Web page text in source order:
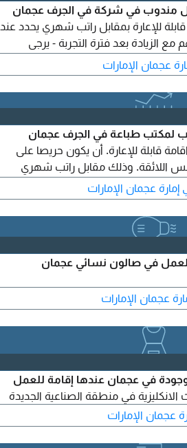
مندوب في شركة في الجرف عجمان
للإعارة بمقابل راتب شهري يحدد عند
بداية من 2000 درهم مع الزيادة بعد فترة التجربة - يرجى
اتصال والالتزام بالحضور للمقابلة
عجمان الإمارات
لمكتب طباعة في الجرف عجمان
قابلة للإعارة. أن يكون حريصا على
اللائقة. وذلك مقابل راتب شهري
البيانات
عجمان الإمارات
في صالون نسائي عجمان
عجمان الإمارات
في عجمان عندها إقامة للعمل
في منطقة الصناعية الجديدة
عجمان الإمارات